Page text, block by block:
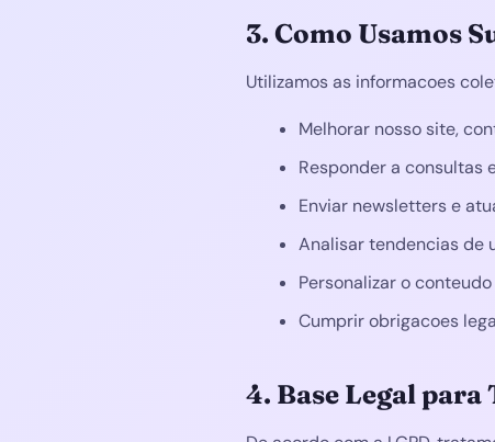
3. Como Usamos
Utilizamos as informacoes
Melhorar nosso site,
Responder a consultas
Enviar newsletters e
Analisar tendencias de
Personalizar o
Cumprir obrigacoes
4. Base Legal